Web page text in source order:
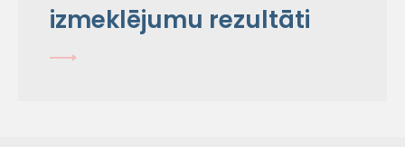
izmeklējumu rezultāti